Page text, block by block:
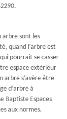
arbre sont les
quand l’arbre est
pourrait se casser
espace extérieur
arbre s’avère être
d’arbre à
Baptiste Espaces
aux normes.